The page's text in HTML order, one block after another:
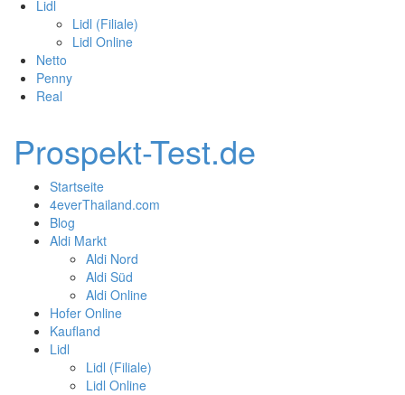
Lidl
Lidl (Filiale)
Lidl Online
Netto
Penny
Real
Prospekt-Test.de
Startseite
4everThailand.com
Blog
Aldi Markt
Aldi Nord
Aldi Süd
Aldi Online
Hofer Online
Kaufland
Lidl
Lidl (Filiale)
Lidl Online